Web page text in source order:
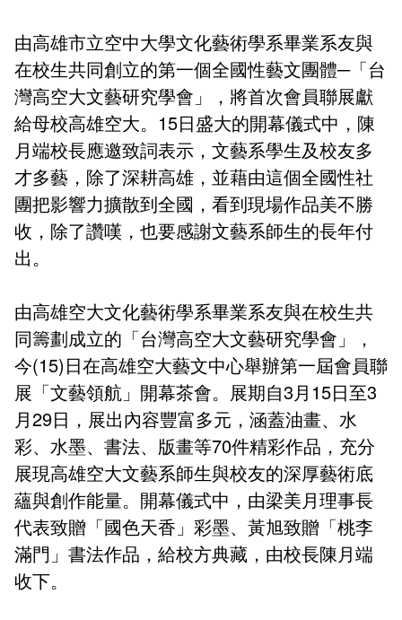
電算中心
圖書館
會計室
人事室
各單位意見信箱
教師意見信箱
諮詢信箱
諮詢信箱進度查詢
影音資訊
由高雄市立空中大學文化藝術學系畢業系友與
在校生共同創立的第一個全國性藝文團體─「台
灣高空大文藝研究學會」，將首次會員聯展獻
給母校高雄空大。15日盛大的開幕儀式中，陳
月端校長應邀致詞表示，文藝系學生及校友多
才多藝，除了深耕高雄，並藉由這個全國性社
團把影響力擴散到全國，看到現場作品美不勝
收，除了讚嘆，也要感謝文藝系師生的長年付
出。
由高雄空大文化藝術學系畢業系友與在校生共
同籌劃成立的「台灣高空大文藝研究學會」，
今(15)日在高雄空大藝文中心舉辦第一屆會員聯
展「文藝領航」開幕茶會。展期自3月15日至3
月29日，展出內容豐富多元，涵蓋油畫、水
彩、水墨、書法、版畫等70件精彩作品，充分
展現高雄空大文藝系師生與校友的深厚藝術底
蘊與創作能量。開幕儀式中，由梁美月理事長
代表致贈「國色天香」彩墨、黃旭致贈「桃李
滿門」書法作品，給校方典藏，由校長陳月端
收下。